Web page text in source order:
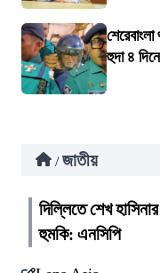
হুদা ৪
/ জাতীয়
দিল্লিতে শেখ
হুমকি: এনসিপি